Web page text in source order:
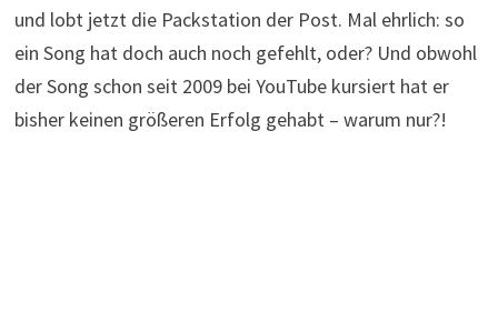
und lobt jetzt die Packstation der Post. Mal ehrlich: so
ein Song hat doch auch noch gefehlt, oder? Und obwohl
der Song schon seit 2009 bei YouTube kursiert hat er
bisher keinen größeren Erfolg gehabt – warum nur?!